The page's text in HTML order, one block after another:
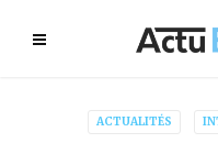
ACTUALITÉS